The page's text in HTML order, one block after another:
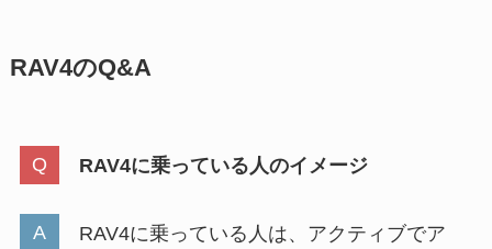
RAV4のQ&A
RAV4に乗っている人のイメージ
RAV4に乗っている人は、アクティブでア